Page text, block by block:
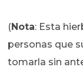
(Nota: Esta
personas que
tomarla sin